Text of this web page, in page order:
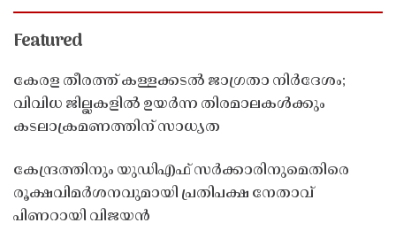
Featured
കേരള തീരത്ത് കള്ളക്കടൽ ജാഗ്രതാ നിർദേശം;
വിവിധ ജില്ലകളിൽ ഉയർന്ന തിരമാലകൾക്കും
കടലാക്രമണത്തിന് സാധ്യത
കേന്ദ്രത്തിനും യുഡിഎഫ് സർക്കാരിനുമെതിരെ
രൂക്ഷവിമർശനവുമായി പ്രതിപക്ഷ നേതാവ്
പിണറായി വിജയൻ